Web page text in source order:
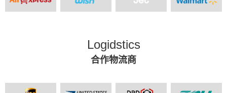
Logidstics
合作物流商